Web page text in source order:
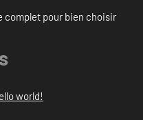
complet pour bien choisir
world!